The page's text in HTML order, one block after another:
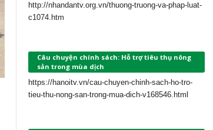
http://nhandantv.org.vn/thuong-truong-va-phap-luat-
c1074.htm
Câu chuyện chính sách: Hỗ trợ tiêu thụ nông
sản trong mùa dịch
https://hanoitv.vn/cau-chuyen-chinh-sach-ho-tro-
tieu-thu-nong-san-trong-mua-dich-v168546.html